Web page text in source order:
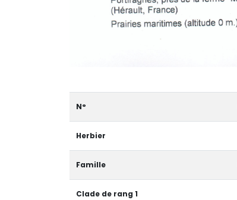
N°
Herbier
Famille
Clade de rang 1